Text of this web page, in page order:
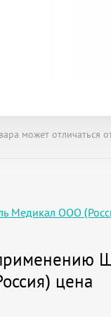
может отличаться
Медикал ООО
цена